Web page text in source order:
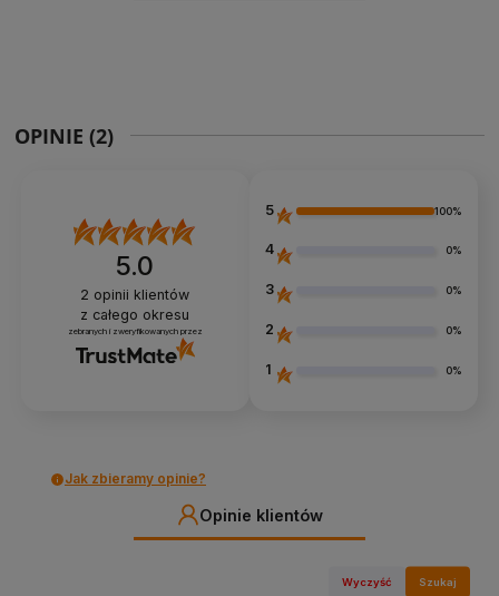
OPINIE (2)
5.0
2 opinii klientów
z całego okresu
zebranych i zweryfikowanych przez
5 100%
4 0%
3 0%
2 0%
1 0%
Jak zbieramy opinie?
Opinie klientów
Wyczyść Szukaj